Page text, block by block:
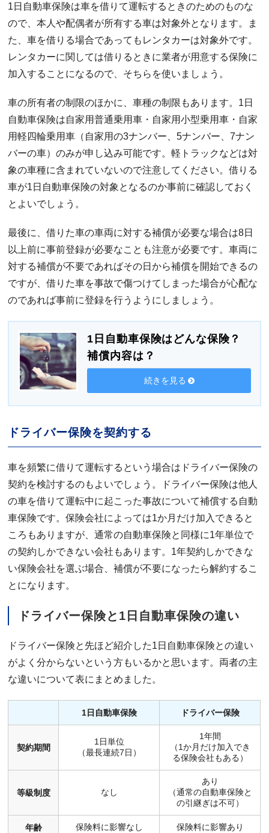
1日自動車保険は車を借りて運転するときのためのものな
ので、本人や配偶者が所有する車は対象外となります。ま
た、車を借りる場合であってもレンタカーは対象外です。
レンタカーに関しては借りるときに業者が用意する保険に
加入することになるので、そちらを使いましょう。
車の所有者の制限のほかに、車種の制限もあります。1日
自動車保険は自家用普通乗用車・自家用小型乗用車・自家
用軽四輪乗用車（自家用の3ナンバー、5ナンバー、7ナン
バーの車）のみが申し込み可能です。軽トラックなどは対
象の車種に含まれていないので注意してください。借りる
車が1日自動車保険の対象となるのか事前に確認しておく
とよいでしょう。
最後に、借りた車の車両に対する補償が必要な場合は8日
以上前に事前登録が必要なことも注意が必要です。車両に
対する補償が不要であればその日から補償を開始できるの
ですが、借りた車を事故で傷つけてしまった場合が心配な
のであれば事前に登録を行うようにしましょう。
1日自動車保険はどんな保険？
補償内容は？
続きを見る
ドライバー保険を契約する
車を頻繁に借りて運転するという場合はドライバー保険の
契約を検討するのもよいでしょう。ドライバー保険は他人
の車を借りて運転中に起こった事故について補償する自動
車保険です。保険会社によっては1か月だけ加入できると
ころもありますが、通常の自動車保険と同様に1年単位で
の契約しかできない会社もあります。1年契約しかできな
い保険会社を選ぶ場合、補償が不要になったら解約するこ
とになります。
ドライバー保険と1日自動車保険の違い
ドライバー保険と先ほど紹介した1日自動車保険との違い
がよく分からないという方もいるかと思います。両者の主
な違いについて表にまとめました。
1日自動車保険 ドライバー保険
契約期間
1日単位
（最長連続7日）
1年間
（1か月だけ加入でき
る保険会社もある）
等級制度 なし
あり
（通常の自動車保険と
の引継ぎは不可）
年齢 保険料に影響なし 保険料に影響あり